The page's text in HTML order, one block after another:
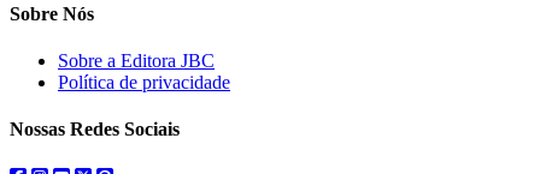
Sobre Nós
Sobre a Editora JBC
Política de privacidade
Nossas Redes Sociais